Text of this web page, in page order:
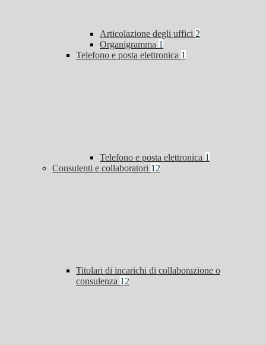
Articolazione degli uffici 2
Organigramma 1
Telefono e posta elettronica 1
Telefono e posta elettronica 1
Consulenti e collaboratori 12
Titolari di incarichi di collaborazione o
consulenza 12